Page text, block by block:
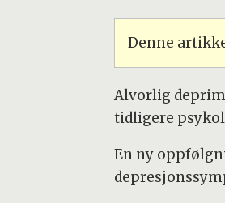
Denne
Alvorlig
tidligere
En ny